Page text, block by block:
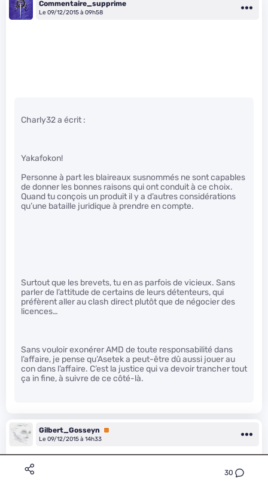
30
Commentaire_supprime
Le 09/12/2015 à 09h58
Charly32 a écrit :
Yakafokon!
Personne à part les blaireaux susnommés ne sont capables
de donner les bonnes raisons qui ont conduit à ce choix.
Quand tu conçois un produit il y a d’autres considérations
qu’une bataille juridique à prendre en compte.
Surtout que les brevets, tu en as parfois de vicieux. Sans
parler de l’attitude de certains de leurs détenteurs, qui
préfèrent aller au clash direct plutôt que de négocier des
licences…
Sans vouloir exonérer AMD de toute responsabilité dans
l’affaire, je pense qu’Asetek a peut-être dû aussi jouer au
con dans l’affaire. C’est la justice qui va devoir trancher tout
ça in fine, à suivre de ce côté-là.
Gilbert_Gosseyn
Premium
Le 09/12/2015 à 14h33
Disons que les deux brevets me paraissent peu solides.